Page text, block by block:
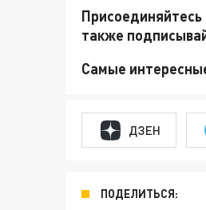
также
Самые
ДЗЕН
ПОДЕЛИТЬСЯ: